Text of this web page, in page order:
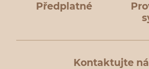
Předplatné
Kontaktujte